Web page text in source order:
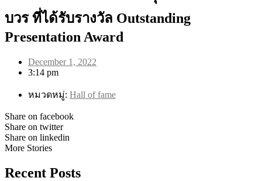
บวร ที่ได้รับรางวัล Outstanding
Presentation Award
December 1, 2022
3:14 pm
หมวดหมู่: Hall of fame
Share on facebook
Share on twitter
Share on linkedin
More Stories
Recent Posts